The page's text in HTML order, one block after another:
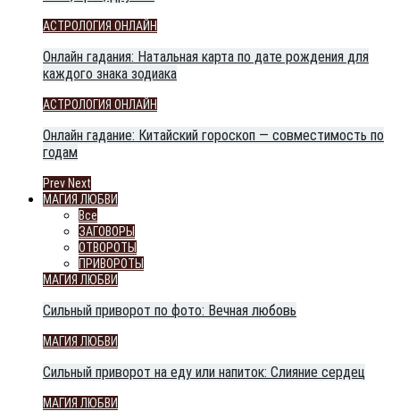
АСТРОЛОГИЯ ОНЛАЙН
Онлайн гадания: Натальная карта по дате рождения для
каждого знака зодиака
АСТРОЛОГИЯ ОНЛАЙН
Онлайн гадание: Китайский гороскоп — совместимость по
годам
Prev Next
МАГИЯ ЛЮБВИ
Все
ЗАГОВОРЫ
ОТВОРОТЫ
ПРИВОРОТЫ
МАГИЯ ЛЮБВИ
Сильный приворот по фото: Вечная любовь
МАГИЯ ЛЮБВИ
Сильный приворот на еду или напиток: Слияние сердец
МАГИЯ ЛЮБВИ